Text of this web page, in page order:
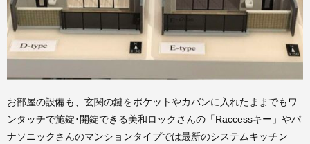
お部屋の設備も、玄関の鍵をポケットやカバンに入れたままでもワ
ンタッチで施錠･開錠できる美和ロックさんの「Raccessキー」やパ
ナソニックさんのマンションタイプでは最新のシステムキッチン